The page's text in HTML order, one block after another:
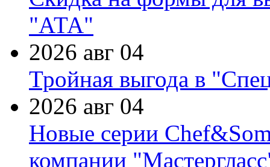
"АТА"
2026 авг 04
Тройная выгода в
2026 авг 04
Новые серии
компании